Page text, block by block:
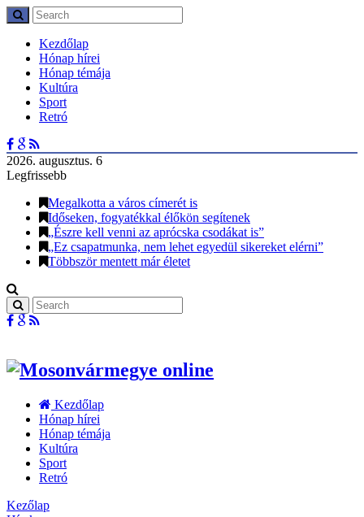
Kezdőlap
Hónap hírei
Hónap témája
Kultúra
Sport
Retró
2026. augusztus. 6
Legfrissebb
Megalkotta a város címerét is
Időseken, fogyatékkal élőkön segítenek
„Észre kell venni az aprócska csodákat is”
„Ez csapatmunka, nem lehet egyedül sikereket elérni”
Többször mentett már életet
Kezdőlap
Hónap hírei
Hónap témája
Kultúra
Sport
Retró
Kezőlap